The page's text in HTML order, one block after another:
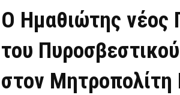
Ο Ημαθιώτης νέος
του
στον Μητροπολίτη